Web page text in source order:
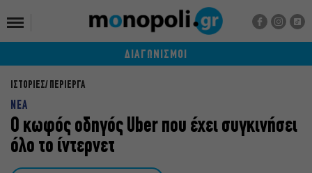
ΔΙΑΓΩΝΙΣΜΟΙ
ΙΣΤΟΡΙΕΣ ΠΕΡΙΕΡΓΑ
ΝΕΑ
Ο κωφός οδηγός Uber που έχει συγκινήσει
όλο το ίντερνετ